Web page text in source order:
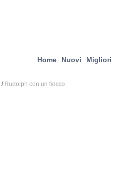
Home Nuovi Migliori
/ Rudolph con un fiocco